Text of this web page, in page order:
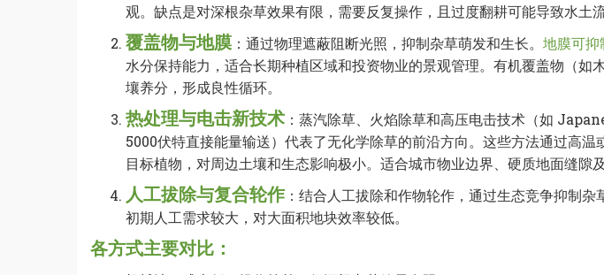
观。缺点是对深根杂草效果有限，需要反复操作，且过度翻耕可能导致水土流
覆盖物与地膜 ：通过物理遮蔽阻断光照，抑制杂草萌发和生长。 地膜可抑
水分保持能力，适合长期种植区域和投资物业的景观管理。有机覆盖物（如
壤养分，形成良性循环。
热处理与电击新技术 ：蒸汽除草、火焰除草和高压电击技术（如
5000伏特直接能量输送）代表了无化学除草的前沿方向。这些方法通过高
目标植物，对周边土壤和生态影响极小。适合城市物业边界、硬质地面缝隙
人工拔除与复合轮作：结合人工拔除和作物轮作，通过生态竞争抑制杂
初期人工需求较大，对大面积地块效率较低。
各方式主要对比：